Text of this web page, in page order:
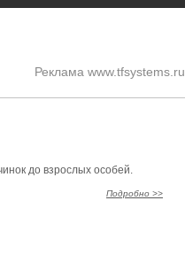
Реклама www.tfsystems.ru
до взрослых особей.
Подробно >>